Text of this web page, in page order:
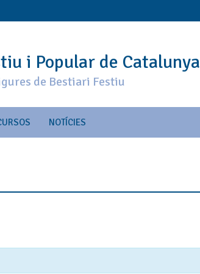
i Popular de Catalunya
de Bestiari Festiu
NOTÍCIES